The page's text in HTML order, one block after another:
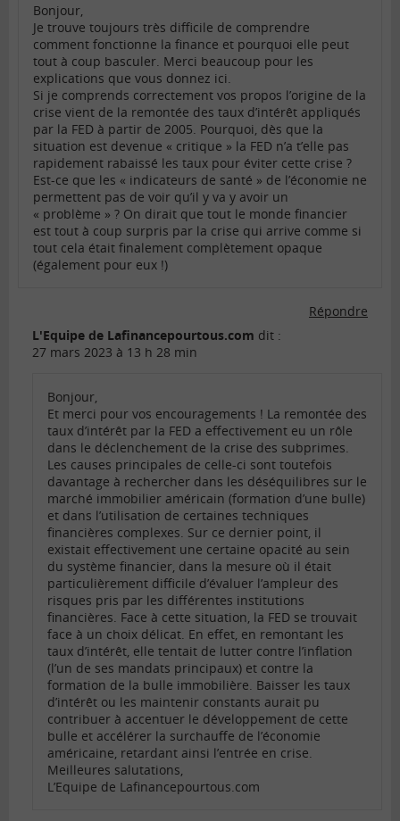
Bonjour,
Je trouve toujours très difficile de comprendre
comment fonctionne la finance et pourquoi elle peut
tout à coup basculer. Merci beaucoup pour les
explications que vous donnez ici.
Si je comprends correctement vos propos l’origine de la
crise vient de la remontée des taux d’intérêt appliqués
par la FED à partir de 2005. Pourquoi, dès que la
situation est devenue « critique » la FED n’a t’elle pas
rapidement rabaissé les taux pour éviter cette crise ?
Est-ce que les « indicateurs de santé » de l’économie ne
permettent pas de voir qu’il y va y avoir un
« problème » ? On dirait que tout le monde financier
est tout à coup surpris par la crise qui arrive comme si
tout cela était finalement complètement opaque
(également pour eux !)
Répondre
L'Equipe de Lafinancepourtous.com dit :
27 mars 2023 à 13 h 28 min
Bonjour,
Et merci pour vos encouragements ! La remontée des
taux d’intérêt par la FED a effectivement eu un rôle
dans le déclenchement de la crise des subprimes.
Les causes principales de celle-ci sont toutefois
davantage à rechercher dans les déséquilibres sur le
marché immobilier américain (formation d’une bulle)
et dans l’utilisation de certaines techniques
financières complexes. Sur ce dernier point, il
existait effectivement une certaine opacité au sein
du système financier, dans la mesure où il était
particulièrement difficile d’évaluer l’ampleur des
risques pris par les différentes institutions
financières. Face à cette situation, la FED se trouvait
face à un choix délicat. En effet, en remontant les
taux d’intérêt, elle tentait de lutter contre l’inflation
(l’un de ses mandats principaux) et contre la
formation de la bulle immobilière. Baisser les taux
d’intérêt ou les maintenir constants aurait pu
contribuer à accentuer le développement de cette
bulle et accélérer la surchauffe de l’économie
américaine, retardant ainsi l’entrée en crise.
Meilleures salutations,
L’Equipe de Lafinancepourtous.com